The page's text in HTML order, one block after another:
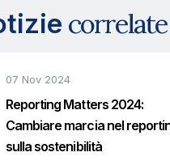
correlate
07 Nov 2024
Reporting Matters 2024:
Cambiare marcia nel
sulla sostenibilità